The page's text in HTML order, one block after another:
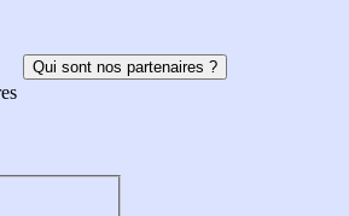
Qui sont nos partenaires ?